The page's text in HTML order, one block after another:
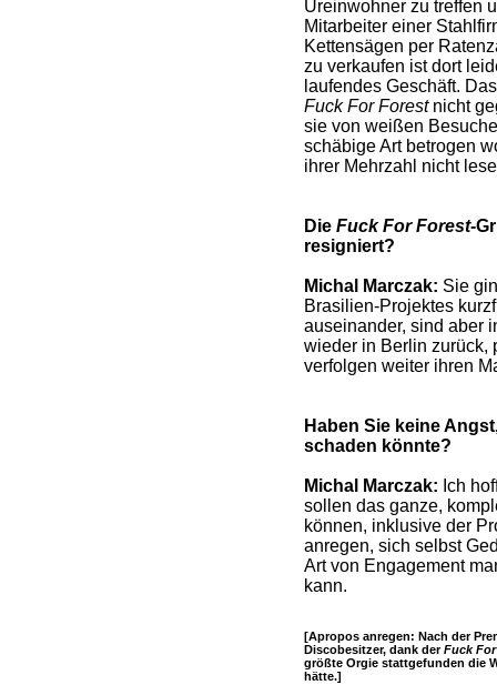
Ureinwohner zu treffen
Mitarbeiter einer
Kettensägen per
zu verkaufen ist dort
laufendes Geschäft.
Fuck For Forestnicht
sie von weißen
schäbige Art betrogen
ihrer Mehrzahl nicht
Die Fuck For Forest-
resigniert?
Michal Marczak: Sie
Brasilien-Projektes
auseinander, sind aber
wieder in Berlin zurück,
verfolgen weiter ihren
Haben Sie keine
schaden könnte?
Michal Marczak: Ich
sollen das ganze,
können, inklusive der
anregen, sich selbst
Art von Engagement
kann.
[Apropos anregen: Nach der
Discobesitzer, dank derFuck
größte Orgie stattgefunden die
hätte.]